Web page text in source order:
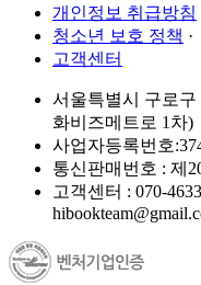
개인정보 취급방침
청소년 보호 정책 ·
고객센터
서울특별시 구로구
화비즈메트로 1차)
사업자등록번호
통신판매번호 : 제
고객센터 : 070-